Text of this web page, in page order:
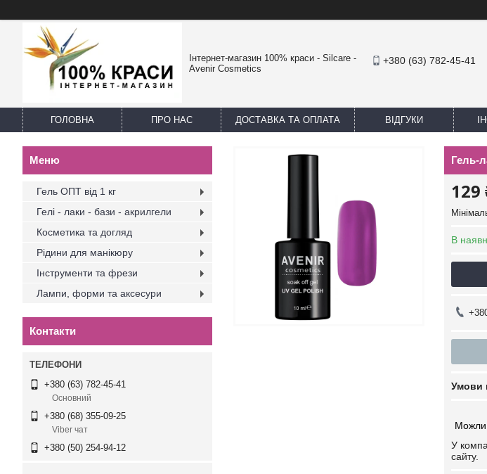
Інтернет-магазин 100% краси - Silcare -
Avenir Cosmetics
+380 (63) 782-45-41
ГОЛОВНА ПРО НАС ДОСТАВКА ТА ОПЛАТА ВІДГУКИ
Гель-
129
В
У
сайту.
Гель ОПТ від 1 кг
Гелі - лаки - бази - акрилгели
Косметика та догляд
Рідини для манікюру
Інструменти та фрези
Лампи, форми та аксесури
Контакти
+380 (63) 782-45-41
Основний
+380 (68) 355-09-25
Viber чат
+380 (50) 254-94-12